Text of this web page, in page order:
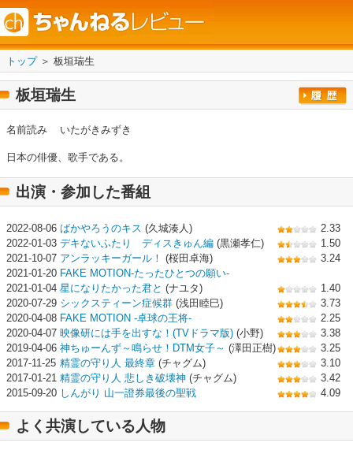
トップ＞ 板垣瑞生
板垣瑞生
名前読み いたがきみずき
日本の俳優、歌手である。
出演・参加した番組
2022-08-06 ばかやろうのキス (久城湊人)
2.33
2022-01-03 デキないふたり ディスきゅん編 (黒瀬孝仁)
1.50
2021-10-07 アンラッキーガール！ (桜田卓海)
3.24
2021-01-20 FAKE MOTION-たったひとつの願い-
2021-01-04 星になりたかった君と (ナユタ)
1.40
2020-07-29 シックスティーン症候群 (浅田睦巳)
3.73
2020-04-08 FAKE MOTION -卓球の王将-
2.25
2020-04-07 映像研には手を出すな！(TVドラマ版) (小野)
3.38
2019-04-06 神ちゅーんず～鳴らせ！DTM女子～ (澤田正樹)
3.25
2017-11-25 精霊の守り人 最終章 (チャグム)
3.10
2017-01-21 精霊の守り人 悲しき破壊神 (チャグム)
3.42
2015-09-20 しんがり 山一證券最後の聖戦 4.09
よく共演している人物